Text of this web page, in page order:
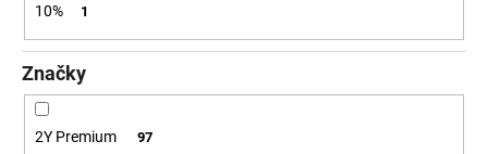
10% 1
Značky
2Y Premium 97